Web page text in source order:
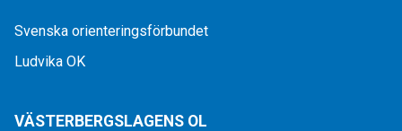
Svenska orienteringsförbundet
Ludvika OK
VÄSTERBERGSLAGENS OL